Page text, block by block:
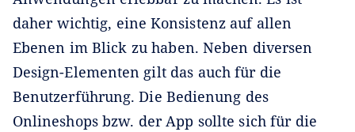
daher wichtig, eine Konsistenz auf allen
Ebenen im Blick zu haben. Neben diversen
Design-Elementen gilt das auch für die
Benutzerführung. Die Bedienung des
Onlineshops bzw. der App sollte sich für die